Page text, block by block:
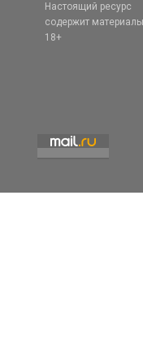
Настоящий ресурс
содержит
18+